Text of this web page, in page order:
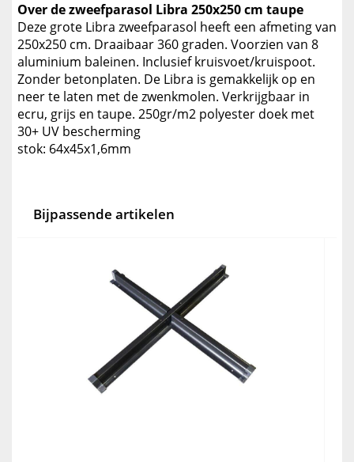
Over de zweefparasol Libra 250x250 cm taupe
Deze grote Libra zweefparasol heeft een afmeting van
250x250 cm. Draaibaar 360 graden. Voorzien van 8
aluminium baleinen. Inclusief kruisvoet/kruispoot.
Zonder betonplaten. De Libra is gemakkelijk op en
neer te laten met de zwenkmolen. Verkrijgbaar in
ecru, grijs en taupe. 250gr/m2 polyester doek met
30+ UV bescherming
stok: 64x45x1,6mm
Bijpassende artikelen